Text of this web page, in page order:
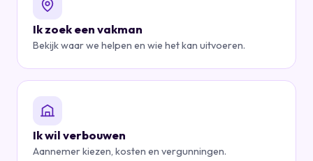
Ik zoek een vakman
Bekijk waar we helpen en wie het kan uitvoeren.
Ik wil verbouwen
Aannemer kiezen, kosten en vergunningen.